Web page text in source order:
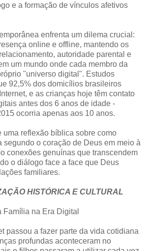
e a formação de vínculos afetivos
enfrenta um dilema crucial:
online e offline, mantendo os
autoridade parental e
um mundo onde cada membro da
"universo digital". Estudos
92,5% dos domicílios brasileiros
e as crianças hoje têm contato
antes dos 6 anos de idade -
ocorria apenas aos 10 anos.
uma reflexão bíblica sobre como
segundo o coração de Deus em meio à
conexões genuínas que transcendem
o diálogo face a face que Deus
familiares.
HISTÓRICA E CULTURAL
Família na Era Digital
passou a fazer parte da vida cotidiana
profundas aconteceram no